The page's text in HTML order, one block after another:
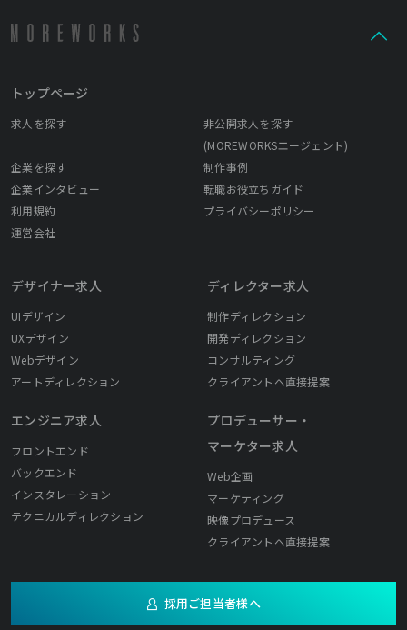
トップページ
求人を探す
非公開求人を探す
(MOREWORKSエージェント)
企業を探す
制作事例
企業インタビュー
転職お役立ちガイド
利用規約
プライバシーポリシー
運営会社
デザイナー求人
UIデザイン
UXデザイン
Webデザイン
アートディレクション
エンジニア求人
フロントエンド
バックエンド
インスタレーション
テクニカルディレクション
ディレクター求人
制作ディレクション
開発ディレクション
コンサルティング
クライアントへ直接提案
プロデューサー・
マーケター求人
Web企画
マーケティング
映像プロデュース
クライアントへ直接提案
採用ご担当者様へ